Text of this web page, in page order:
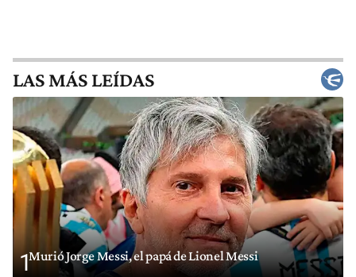
LAS MÁS LEÍDAS
1Murió Jorge Messi, el papá de Lionel Messi